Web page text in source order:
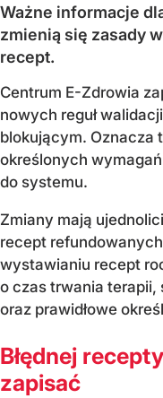
Ważne informacje
zmienią się zasady
recept.
Centrum E-Zdrowia
nowych reguł
blokującym. Oznacza
określonych
do systemu.
Zmiany mają
recept
wystawianiu recept
o czas trwania terapii,
oraz prawidłowe
Błędnej
zapisać